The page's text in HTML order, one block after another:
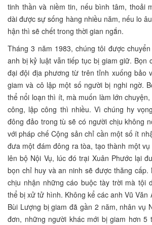
tinh thần và niềm tin, nếu bình tâm, thoải
dài được sự sống hàng nhiều năm, nếu lo
hận thì sẽ chết trong thời gian ngắn.
Tháng 3 năm 1983, chúng tôi được
anh bị kỷ luật vẫn tiếp tục bị giam giữ. Bọn
đại đội địa phương từ trên tỉnh xuống bảo
giam và cô lập một số người bị nghi ngờ.
thể nổi loạn thì ít, mà muốn làm lớn
công, lập công thì nhiều. Vì chúng hy
đông đảo trong tù sẽ có người chịu không
với pháp chế Cộng sản chỉ cần một số ít
đưa một đám đông ra tòa, tạo thành một
lên bộ Nội Vụ, lúc đó trại Xuân Phước lại
bọn chỉ huy và an ninh sẽ được thăng cấp.
chịu nhận những cáo buộc tày trời mà tội
thể bị xử tử hình. Không kể các anh Vũ Văn
Bùi Lượng bị giam đã gần 2 năm, nhân vụ
đơn, những người khác mới bị giam hơn 5